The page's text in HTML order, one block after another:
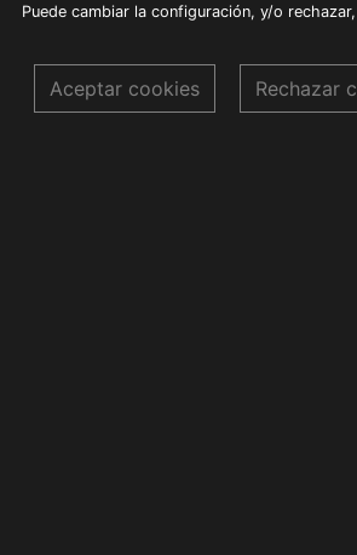
Puede cambiar la configuración, y/o
Aceptar cookies Rechazar